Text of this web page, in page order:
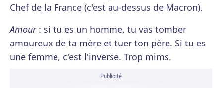
Chef de la France (c'est au-dessus de Macron).
Amour: si tu es un homme, tu vas tomber
amoureux de ta mère et tuer ton père. Si tu es
une femme, c'est l'inverse. Trop mims.
Publicité